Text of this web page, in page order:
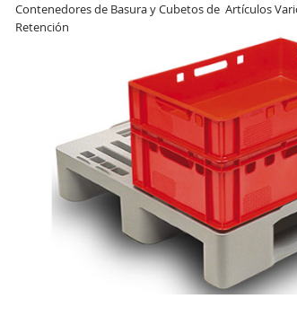
Contenedores de Basura y Cubetos de
Retención
Artículos